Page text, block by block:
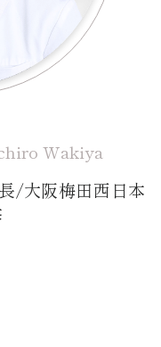
Wakiya
/大阪梅田西日本